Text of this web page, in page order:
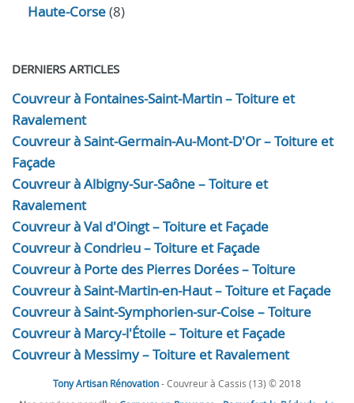
Haute-Corse(8)
DERNIERS ARTICLES
Couvreur à Fontaines-Saint-Martin – Toiture et
Ravalement
Couvreur à Saint-Germain-Au-Mont-D'Or – Toiture et
Façade
Couvreur à Albigny-Sur-Saône – Toiture et
Ravalement
Couvreur à Val d'Oingt – Toiture et Façade
Couvreur à Condrieu – Toiture et Façade
Couvreur à Porte des Pierres Dorées – Toiture
Couvreur à Saint-Martin-en-Haut – Toiture et Façade
Couvreur à Saint-Symphorien-sur-Coise – Toiture
Couvreur à Marcy-l'Étoile – Toiture et Façade
Couvreur à Messimy – Toiture et Ravalement
Tony Artisan Rénovation- Couvreur à Cassis (13) © 2018